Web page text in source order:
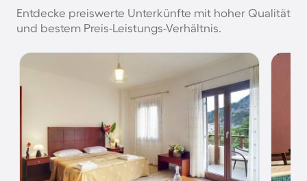
Entdecke preiswerte Unterkünfte mit hoher Qualität
und bestem Preis-Leistungs-Verhältnis.